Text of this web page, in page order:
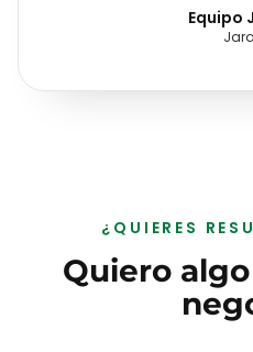
Equipo
¿QUIERES
Quiero